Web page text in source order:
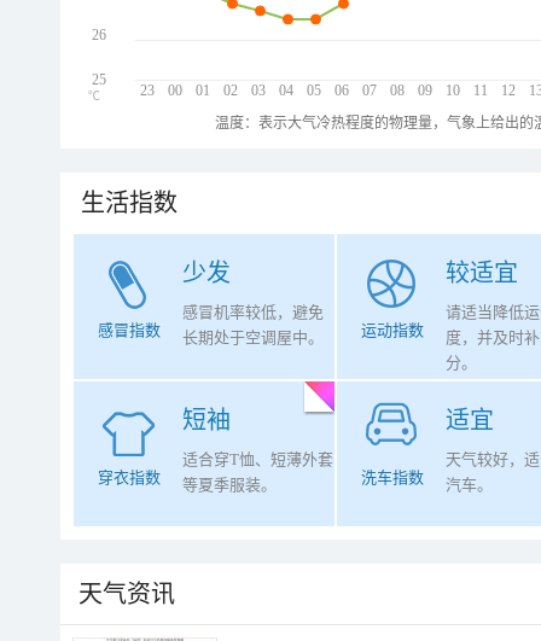
23 00 01 02 03 04 05 06 07 08 09 10 11 12
26
25
℃
温度：表示大气冷热程度的物理量，气象上给出
生活指数
少发
感冒指数
感冒机率较低，避免
长期处于空调屋中。
较适宜
运动指数
请适当降低
度，并及时
分。
短袖
穿衣指数
适合穿T恤、短薄外套
等夏季服装。
适宜
洗车指数
天气较好，
汽车。
天气资讯